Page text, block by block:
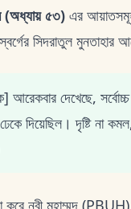
(অধ্যায় ৫৩) এর
সিদরাতুল মুনতাহার
দেখেছে,
দিয়েছিল। দৃষ্টি না
নবী মুহাম্মদ (PBUH)